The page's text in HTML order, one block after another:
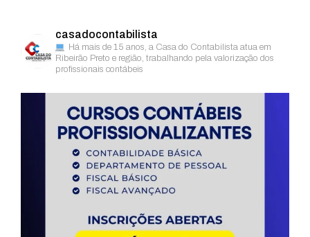
casadocontabilista
Há mais de 15 anos, a Casa do Contabilista atua em
Ribeirão Preto e região, trabalhando pela valorização dos
profissionais contábeis